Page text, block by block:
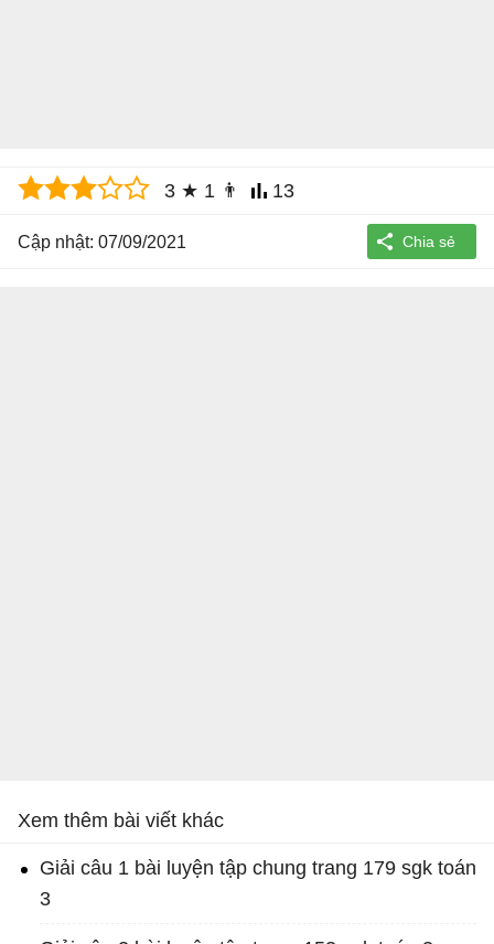
3 ★ 1 👨 13
Cập nhật: 07/09/2021
Xem thêm bài viết khác
Giải câu 1 bài luyện tập chung trang 179 sgk toán
3